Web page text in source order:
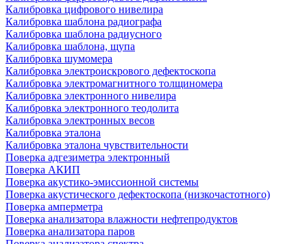
Калибровка цифрового нивелира
Калибровка шаблона радиографа
Калибровка шаблона радиусного
Калибровка шаблона, щупа
Калибровка шумомера
Калибровка электроискрового дефектоскопа
Калибровка электромагнитного толщиномера
Калибровка электронного нивелира
Калибровка электронного теодолита
Калибровка электронных весов
Калибровка эталона
Калибровка эталона чувствительности
Поверка адгезиметра электронный
Поверка АКИП
Поверка акустико-эмиссионной системы
Поверка акустического дефектоскопа (низкочастотного)
Поверка амперметра
Поверка анализатора влажности нефтепродуктов
Поверка анализатора паров